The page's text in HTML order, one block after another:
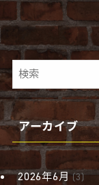
アーカイブ
2026年6月(3)